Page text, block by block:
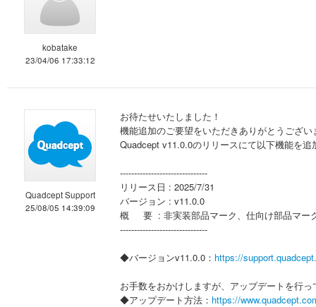
kobatake
23/04/06 17:33:12
Quadcept Support
25/08/05 14:39:09
お待たせいたしました！
機能追加のご要望をいただきありがとうござい
Quadcept v11.0.0のリリースにて以下機能を
-------------------------------
リリース日 : 2025/7/31
バージョン : v11.0.0
概 要 : 非実装部品マーク、仕向け部品マー
-------------------------------
◆バージョンv11.0.0： https://
お手数をおかけしますが、アップデートを行
◆アップデート方法： https://